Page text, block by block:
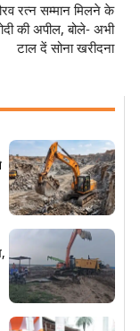
रत्न सम्मान मिलने के
की अपील, बोले- अभी
टाल दें सोना खरीदना